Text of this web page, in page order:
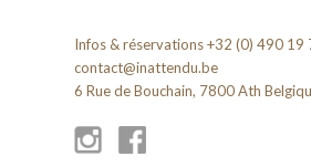
Infos & réservations +32 (0) 490 19
contact@inattendu.be
6 Rue de Bouchain, 7800 Ath